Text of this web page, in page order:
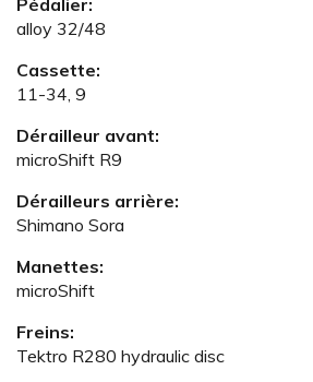
alloy 32/48
Cassette:
11-34, 9
Dérailleur avant:
microShift R9
Dérailleurs arrière:
Shimano Sora
Manettes:
microShift
Freins:
Tektro R280 hydraulic disc